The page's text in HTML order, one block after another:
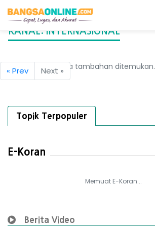
KANAL: INTERNASIONAL
Tidak ada berita tambahan ditemukan.
« Prev Next »
Topik Terpopuler
E-Koran
Memuat E-Koran...
Berita Video